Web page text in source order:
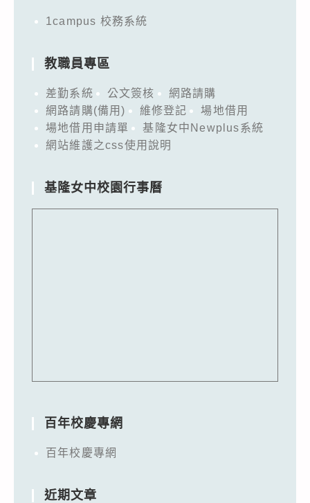
踴
組
報
名
參
請
1campus 校務系統
教職員專區
差勤系統 公文簽核
網路請購
網路請購(備用)
維修登記
場地借用
場地借用申請單
基隆女中Newplus系統
網站維護之css使用說明
基隆女中校園行事曆
百年校慶專網
百年校慶專網
近期文章